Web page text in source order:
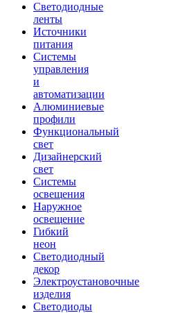
Светодиодные
ленты
Источники
питания
Системы
управления
и
автоматизации
Алюминиевые
профили
Функциональный
свет
Дизайнерский
свет
Системы
освещения
Наружное
освещение
Гибкий
неон
Светодиодный
декор
Электроустановочные
изделия
Светодиоды